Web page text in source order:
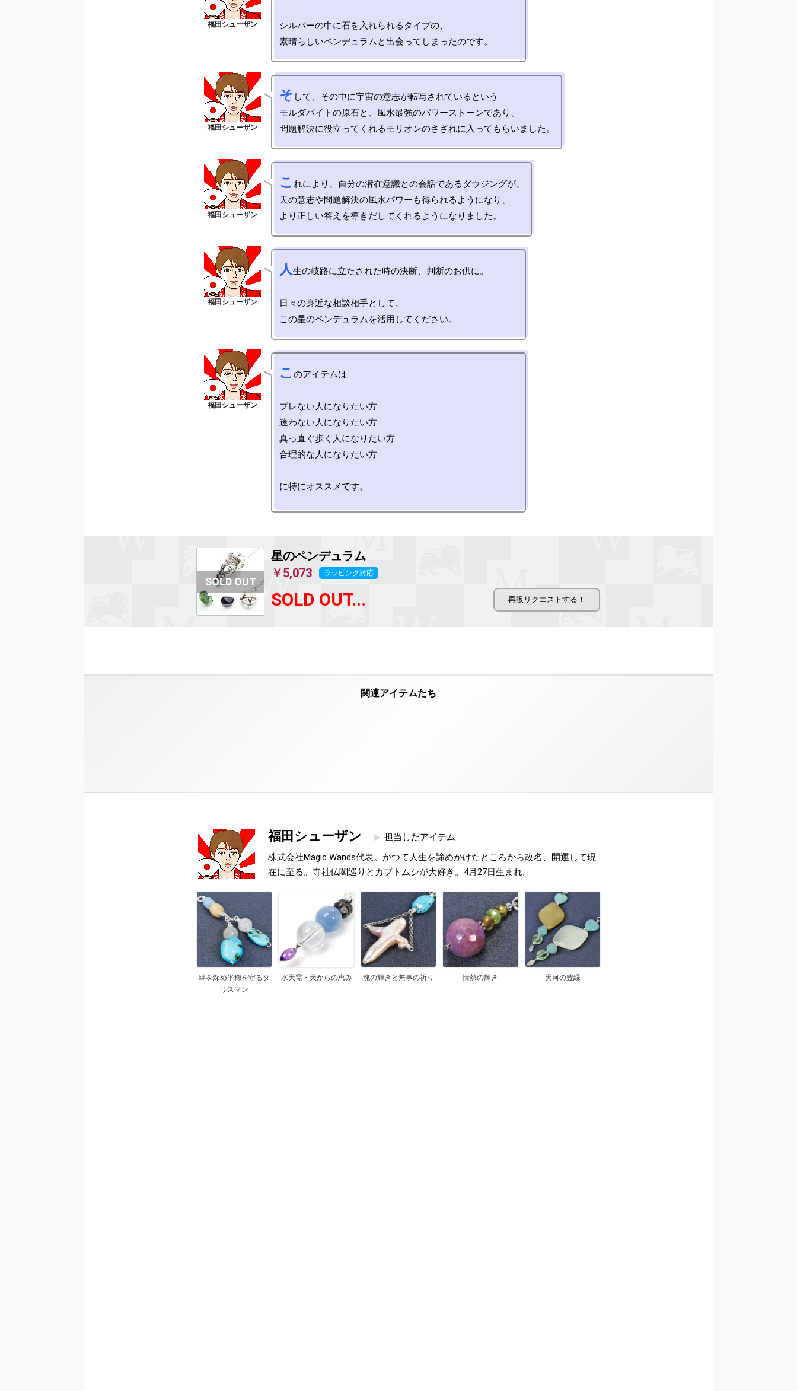
シルバーの中に石を入れられるタイプの、
そ して、その中に宇宙の意志が転写されているという
モルダバイトの原石と、風水最強のパワーストーンであり、
こ れにより、自分の潜在意識との会話であるダウジングが、
天の意志や問題解決の風水パワーも得られるようになり、
人生の岐路に立たされた時の決断、判断のお供に。
日々の身近な相談相手として、
こ のアイテムは
ブレない人になりたい方
迷わない人になりたい方
真っ直ぐ歩く人になりたい方
合理的な人になりたい方
に特にオススメです。
星のペンデュラム
￥5,073
ラッピング対応
SOLD OUT...
福田シューザン
担当したアイテム
株式会社Magic Wands代表。かつて人生を諦めかけたところから改名、開運して現
在に至る。寺社仏閣巡りとカブトムシが大好き。4月27日生まれ。
絆を深め平穏を守るタ
リスマン
水天需・天からの恵み 魂の輝きと無事の祈り 情熱の輝き 天河の豊縁